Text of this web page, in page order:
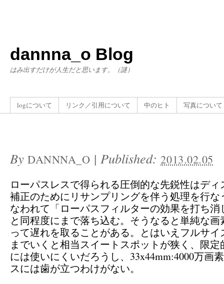
dannna_o Blog
はみ出すだけが人生だと思います。（謎）
logについて リンク／引用について 中のヒト 写真について
By DANNNA_O |Published:2013.02.05
ローパスレスで得られる圧倒的な先鋭性はデ
補正のためにリサンプリングを伴う処理を行な
なわれて「ローパスフィルターの効果を打ち消
と同程度にまで落ち込む。そうなると単純な
って遅れを取ることがある。とはいえフルサイ
までいくと相当スイートスポットが狭く、限
には使いにくいだろうし、33x44mm:4000万画
スには歯が立つわけがない。